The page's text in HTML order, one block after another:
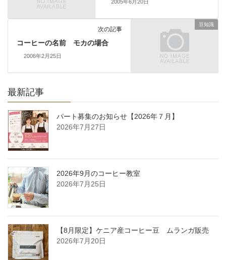
2005年6月20日
豆知識
次の記事
コーヒーの名前 モカの場合
2006年2月25日
最新記事
パート募集のお知らせ【2026年７月】
2026年7月27日
2026年9月のコーヒー教室
2026年7月25日
【8月限定】ケニア産コーヒー豆 ムランガ販売
2026年7月20日